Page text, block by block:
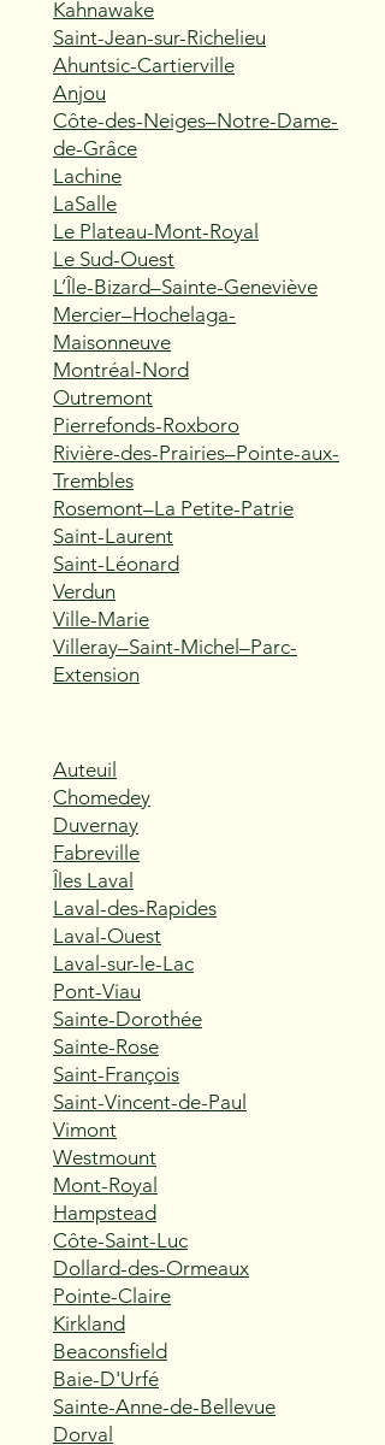
Kahnawake
Saint-Jean-sur-Richelieu
Ahuntsic-Cartierville
Anjou
Côte-des-Neiges–Notre-Dame-
de-Grâce
Lachine
LaSalle
Le Plateau-Mont-Royal
Le Sud-Ouest
L’Île-Bizard–Sainte-Geneviève
Mercier–Hochelaga-
Maisonneuve
Montréal-Nord
Outremont
Pierrefonds-Roxboro
Rivière-des-Prairies–Pointe-aux-
Trembles
Rosemont–La Petite-Patrie
Saint-Laurent
Saint-Léonard
Verdun
Ville-Marie
Villeray–Saint-Michel–Parc-
Extension
Auteuil
Chomedey
Duvernay
Fabreville
Îles Laval
Laval-des-Rapides
Laval-Ouest
Laval-sur-le-Lac
Pont-Viau
Sainte-Dorothée
Sainte-Rose
Saint-François
Saint-Vincent-de-Paul
Vimont
Westmount
Mont-Royal
Hampstead
Côte-Saint-Luc
Dollard-des-Ormeaux
Pointe-Claire
Kirkland
Beaconsfield
Baie-D'Urfé
Sainte-Anne-de-Bellevue
Dorval